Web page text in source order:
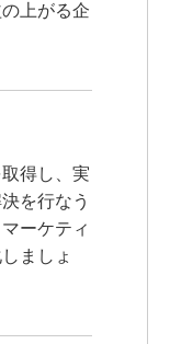
上がる企
得し、実
を行なう
ーケティ
ましょ